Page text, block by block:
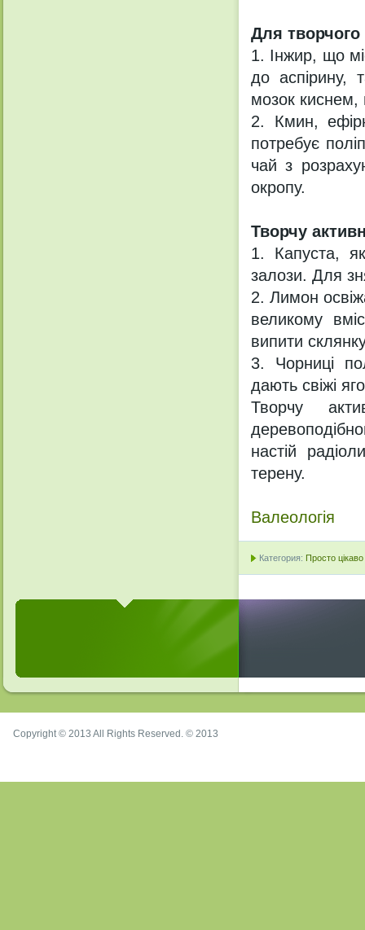
Для
1. Інжир, що
до аспірину,
мозок
2. Кмин,
потребує
чай з
окропу.
Творчу
1. Капуста,
залози. Для
2. Лимон
великому
випити
3. Чорниці
дають свіжі
Творчу
настій
терену.
Валеологія
Категория: Просто цікаво
Copyright © 2013 All Rights Reserved. © 2013